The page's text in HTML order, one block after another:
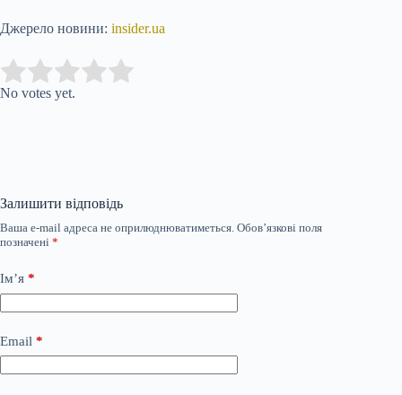
Джерело новини: insider.ua
Rate this item:
No votes yet.
Залишити відповідь
Ваша e-mail адреса не оприлюднюватиметься. Обов’язкові поля
позначені *
Ім’я *
Email *